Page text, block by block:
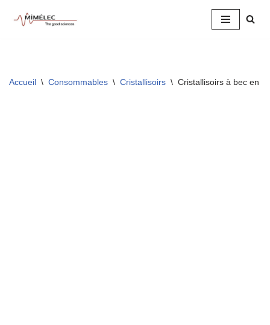
Accueil \ Consommables \ Cristallisoirs \ Cristallisoirs à bec en